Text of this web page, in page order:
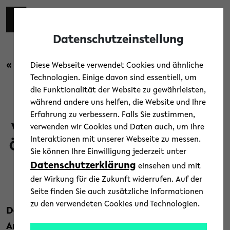
Skip to main content
« Zurück zur Übersicht
Forschung News
Verborgenes Wissen heben, um
Ökovielfalt der Meere zu retten
1. Februar 2021
Text: Julia Bömer
Den Schutz der Lebensräume und der
Artenvielfalt in den Meeren und an den
Datenschutzeinstellung
Diese Webseite verwendet Cookies und ähnliche
Technologien. Einige davon sind essentiell, um
die Funktionalität der Website zu gewährleisten,
während andere uns helfen, die Website und Ihre
Erfahrung zu verbessern. Falls Sie zustimmen,
verwenden wir Cookies und Daten auch, um Ihre
Interaktionen mit unserer Webseite zu messen.
Sie können Ihre Einwilligung jederzeit unter
Datenschutzerklärung einsehen und mit
der Wirkung für die Zukunft widerrufen. Auf der
Seite finden Sie auch zusätzliche Informationen
zu den verwendeten Cookies und Technologien.